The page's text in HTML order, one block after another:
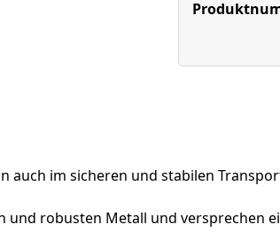
auch im sicheren und stabilen
robusten Metall und versprechen